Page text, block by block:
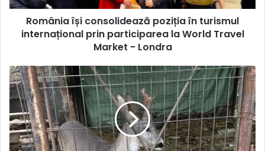
participarea
World
-
Londra
România își consolidează poziția în turismul
internațional prin participarea la World Travel
Market - Londra
Percheziții
în
Cenei.
persoană
a
fost